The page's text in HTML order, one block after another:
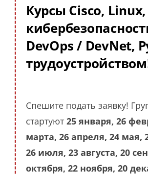
Курсы Cisco, Linux,
DevOps / DevNet,
Спешите подать заявку!
стартуют 25 января, 26
марта, 26 апреля, 24 мая,
26 июля, 23 августа, 20
октября, 22 ноября, 20